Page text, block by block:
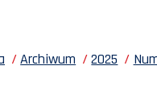
Archiwum 2025